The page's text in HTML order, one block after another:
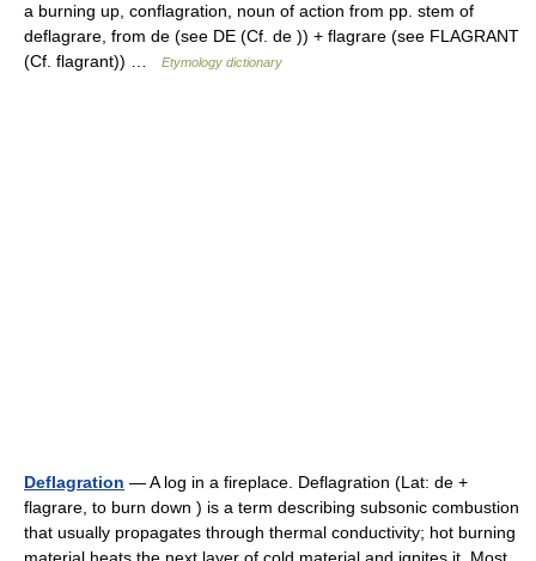
a burning up, conflagration, noun of action from pp. stem of
deflagrare, from de (see DE (Cf. de )) + flagrare (see FLAGRANT
(Cf. flagrant)) …
Etymology dictionary
Deflagration — A log in a fireplace. Deflagration (Lat: de +
flagrare, to burn down ) is a term describing subsonic combustion
that usually propagates through thermal conductivity; hot burning